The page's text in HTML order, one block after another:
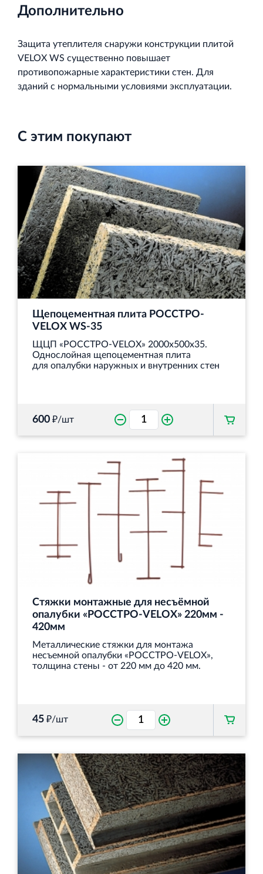
Дополнительно
Защита утеплителя снаружи конструкции плитой
VELOX WS существенно повышает
противопожарные характеристики стен. Для
зданий с нормальными условиями эксплуатации.
С этим покупают
Щепоцементная плита РОССТРО-
VELOX WS‐35
ЩЦП «РОССТРО-VELOX» 2000х500х35.
Однослойная щепоцементная плита
для опалубки наружных и внутренних стен
600 ₽/шт
Стяжки монтажные для несъёмной
опалубки «РОССТРО-VELOX» 220мм -
420мм
Металлические стяжки для монтажа
несъемной опалубки «РОССТРО-VELOX»,
толщина стены - от 220 мм до 420 мм.
45 ₽/шт